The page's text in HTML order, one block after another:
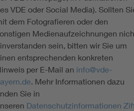
VDE oder Social Media). Sollten
dem Fotografieren oder den
Medienaufzeichnungen
sein, bitten wir Sie um
entsprechenden konkreten
per E-Mail an info@vde-
. Mehr Informationen dazu
Sie in
Datenschutzinformationen